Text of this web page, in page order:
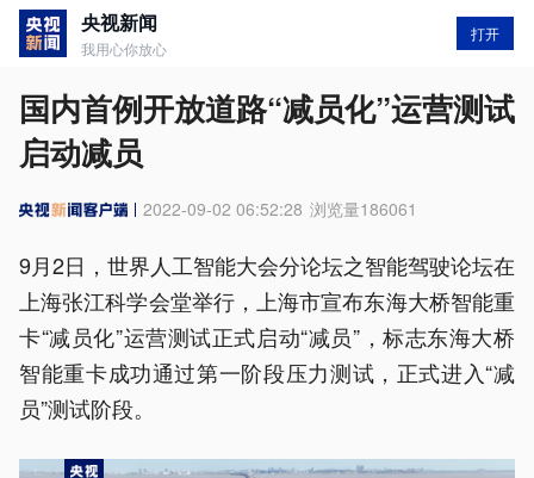
央视新闻
我用心你放心
打开
国内首例开放道路“减员化”运营测试
启动减员
2022-09-02 06:52:28 浏览量186061
9月2日，世界人工智能大会分论坛之智能驾驶论坛在
上海张江科学会堂举行，上海市宣布东海大桥智能重
卡“减员化”运营测试正式启动“减员”，标志东海大桥
智能重卡成功通过第一阶段压力测试，正式进入“减
员”测试阶段。